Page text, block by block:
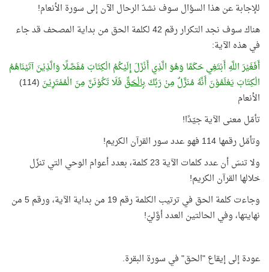
للإجابة عن هذا السؤال سوف نشدّ الرحال الآن إلى سورة الأنعام!
هناك سوف نجد التكرار رقم 42 لكلمة الحق من بداية المصحف قد جاء
في هذه الآية:
أَفَغَيْرَ اللَّهِ أَبْتَغِي حَكَمًا وَهُوَ الَّذِي أَنْزَلَ إِلَيْكُمُ الْكِتَابَ مُفَصَّلًا وَالَّذِيْنَ آتَيْنَاهُمُ
الْكِتَابَ يَعْلَمُوْنَ أَنَّهُ مُنَزَّلٌ مِنْ رَبِّكَبِالْحَقِّ فَلَا تَكُوْنَنَّ مِنَ الْمُمْتَرِيْنَ
(114)
الأنعام
تأمّل معنى الآية جيّدًا!
وتأمّل رقمها 114 فهو عدد سور القرآن الكريم!
ولا تنسَ أن عدد كلمات الآية 23 كلمة، بعدد أعوام الوحي التي تنزّل
خلالها القرآن الكريم!
وجاءت كلمة الحق في ترتيب الكلمة رقم 19 من بداية الآية، ورقم 5 من
نهايتها، وفي الحالتين العدد أوَّليّ!
عودة إلى إيقاع "الحق" في سورة البقرة.